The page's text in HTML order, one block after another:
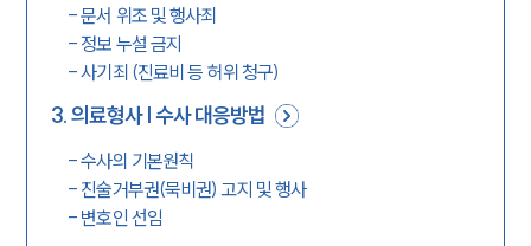
-문서 위조 및 행사죄
- 정보 누설 금지
-사기죄 (진료비 등 허위 청구)
3.의료형사 | 수사 대응방법
-수사의 기본원칙
- 진술거부권(묵비권) 고지 및 행사
- 변호인 선임